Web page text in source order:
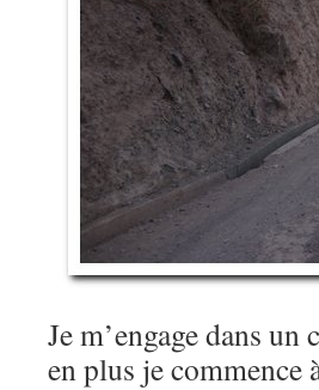
Je m’engage dans
en plus je commence